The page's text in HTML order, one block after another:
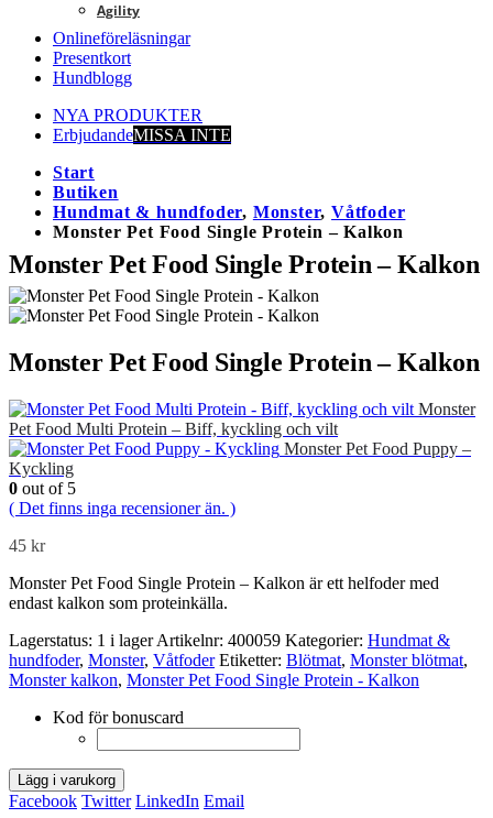
Agility
Onlineföreläsningar
Presentkort
Hundblogg
NYA PRODUKTER
ErbjudandeMISSA INTE
Start
Butiken
Hundmat & hundfoder, Monster,Våtfoder
Monster Pet Food Single Protein – Kalkon
Monster Pet Food Single Protein – Kalkon
Monster Pet Food Single Protein – Kalkon
Monster
Pet Food Multi Protein – Biff, kyckling och vilt
Monster Pet Food Puppy –
Kyckling
0 out of 5
( Det finns inga recensioner än. )
45 kr
Monster Pet Food Single Protein – Kalkon är ett helfoder med
endast kalkon som proteinkälla.
Lagerstatus: 1 i lager Artikelnr: 400059 Kategorier: Hundmat &
hundfoder, Monster, Våtfoder Etiketter: Blötmat, Monster blötmat,
Monster kalkon, Monster Pet Food Single Protein - Kalkon
Kod för bonuscard
Lägg i varukorg
Facebook Twitter LinkedIn Email